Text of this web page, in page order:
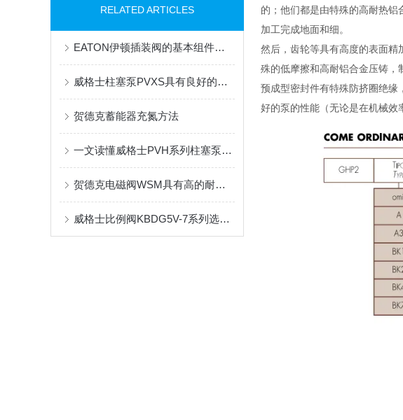
RELATED ARTICLES
EATON伊顿插装阀的基本组件都有哪些？这篇文章告诉你
威格士柱塞泵PVXS具有良好的耐磨性和长期稳定性
贺德克蓄能器充氮方法
一文读懂威格士PVH系列柱塞泵结构组成，就是这么简单
贺德克电磁阀WSM具有高的耐用性和可靠性
威格士比例阀KBDG5V-7系列选型参考
的；他们都是由特殊的高耐热
加工完成地面和细。
然后，齿轮等具有高度的表面
殊的低摩擦和高耐铝合金压铸
预成型密封件有特殊防挤圈绝缘
好的泵的性能（无论是在机械效